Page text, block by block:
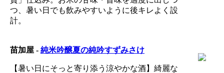
つ、暑い日でも飲みやすいように後キレよく設
計。
苗加屋 - 純米吟醸夏の純吟すずみさけ
【暑い日にそっと寄り添う涼やかな酒】綺麗な